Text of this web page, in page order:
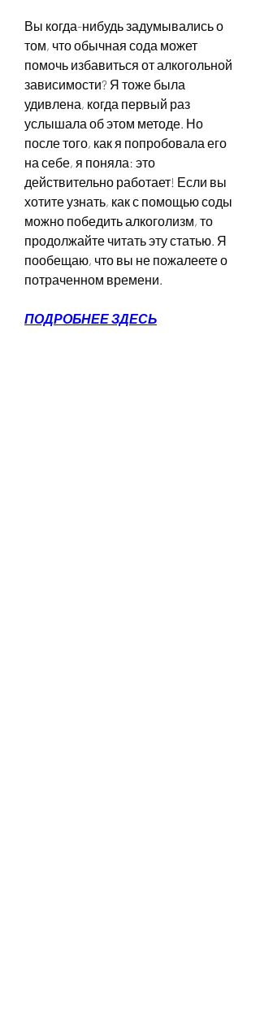
Вы когда-нибудь задумывались о
том, что обычная сода может
помочь избавиться от алкогольной
зависимости? Я тоже была
удивлена, когда первый раз
услышала об этом методе. Но
после того, как я попробовала его
на себе, я поняла: это
действительно работает! Если вы
хотите узнать, как с помощью соды
можно победить алкоголизм, то
продолжайте читать эту статью. Я
пообещаю, что вы не пожалеете о
потраченном времени.
ПОДРОБНЕЕ ЗДЕСЬ